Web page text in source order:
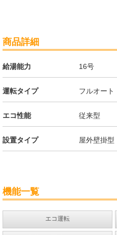
商品詳細
給湯能力 16号
運転タイプ フルオート
エコ性能 従来型
設置タイプ 屋外壁掛型
機能一覧
エコ運転